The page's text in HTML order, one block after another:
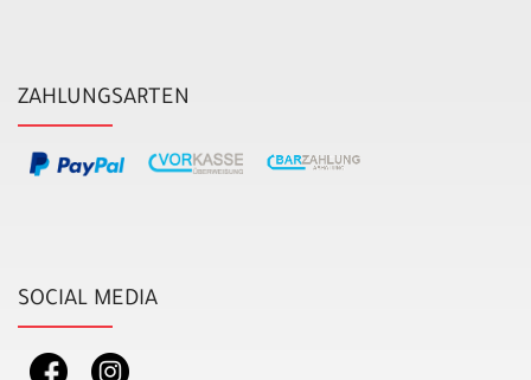
ZAHLUNGSARTEN
SOCIAL MEDIA